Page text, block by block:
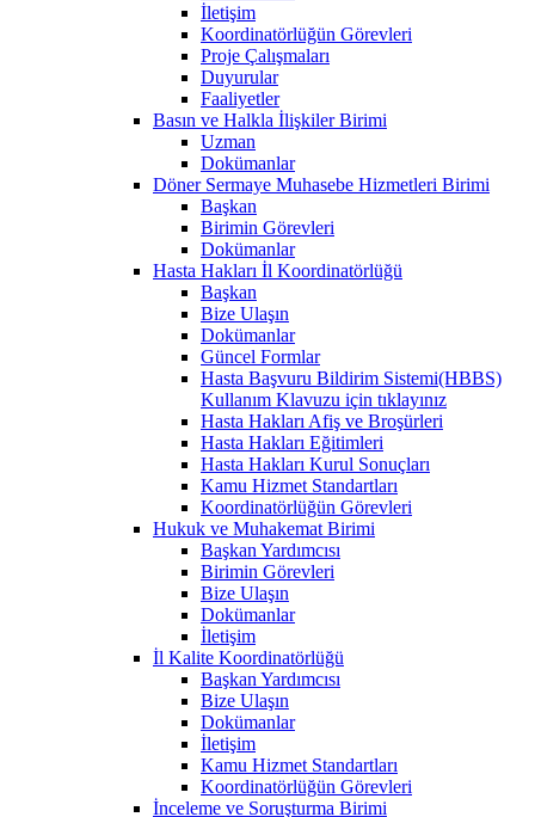
İletişim
Koordinatörlüğün Görevleri
Proje Çalışmaları
Duyurular
Faaliyetler
Basın ve Halkla İlişkiler Birimi
Uzman
Dokümanlar
Döner Sermaye Muhasebe Hizmetleri Birimi
Başkan
Birimin Görevleri
Dokümanlar
Hasta Hakları İl Koordinatörlüğü
Başkan
Bize Ulaşın
Dokümanlar
Güncel Formlar
Hasta Başvuru Bildirim Sistemi(HBBS)
Kullanım Klavuzu için tıklayınız
Hasta Hakları Afiş ve Broşürleri
Hasta Hakları Eğitimleri
Hasta Hakları Kurul Sonuçları
Kamu Hizmet Standartları
Koordinatörlüğün Görevleri
Hukuk ve Muhakemat Birimi
Başkan Yardımcısı
Birimin Görevleri
Bize Ulaşın
Dokümanlar
İletişim
İl Kalite Koordinatörlüğü
Başkan Yardımcısı
Bize Ulaşın
Dokümanlar
İletişim
Kamu Hizmet Standartları
Koordinatörlüğün Görevleri
İnceleme ve Soruşturma Birimi